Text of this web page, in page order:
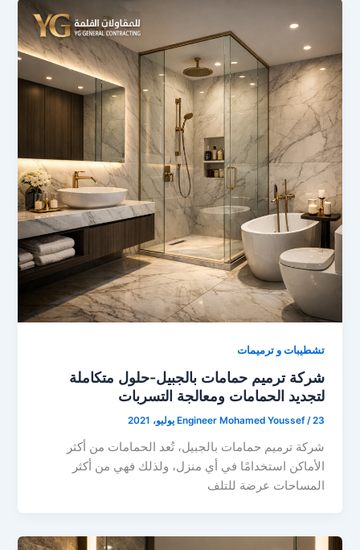
تشطيبات و ترميمات
شركة ترميم حمامات بالجبيل-حلول متكاملة
لتجديد الحمامات ومعالجة التسربات
Engineer Mohamed Youssef/23 يوليو، 2021
شركة ترميم حمامات بالجبيل، تُعد الحمامات من أكثر
الأماكن استخدامًا في أي منزل، ولذلك فهي من أكثر
المساحات عرضة للتلف